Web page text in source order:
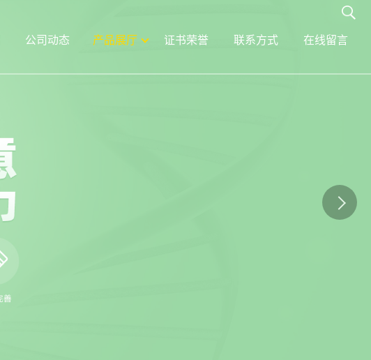
公司动态 产品展厅 证书荣誉 联系方式 在线留言